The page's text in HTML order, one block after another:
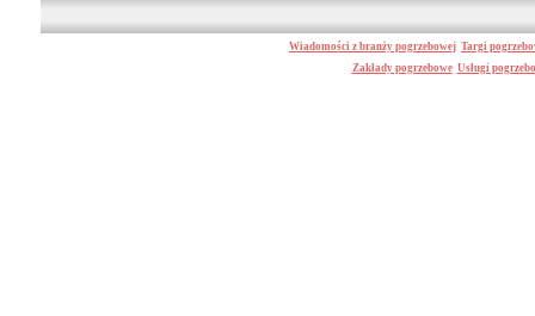
Wiadomości z branży pogrzebowej Targi
Zakłady pogrzebowe Usługi